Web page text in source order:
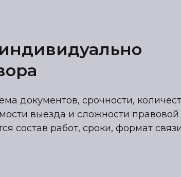
документов, срочности,
выезда и сложности правовой
состав работ, сроки, формат связи